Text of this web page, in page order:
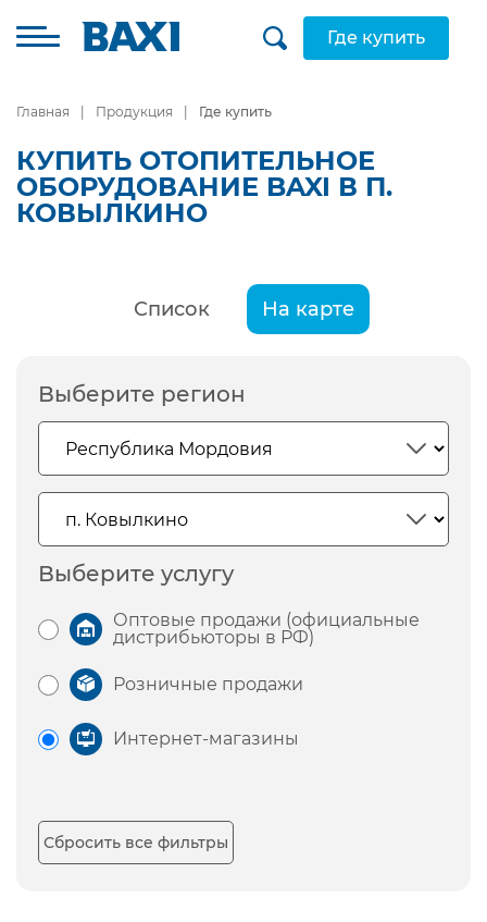
Где купить
Главная Продукция Где купить
КУПИТЬ ОТОПИТЕЛЬНОЕ
ОБОРУДОВАНИЕ BAXI В П.
КОВЫЛКИНО
Список На карте
Выберите регион
Выберите услугу
Оптовые продажи (официальные
дистрибьюторы в РФ)
Розничные продажи
Интернет-магазины
Сбросить все фильтры